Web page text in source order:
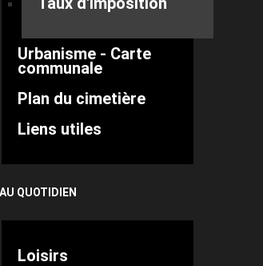
Urbanisme - Carte
communale
Plan du cimetière
Liens utiles
AU QUOTIDIEN
Loisirs